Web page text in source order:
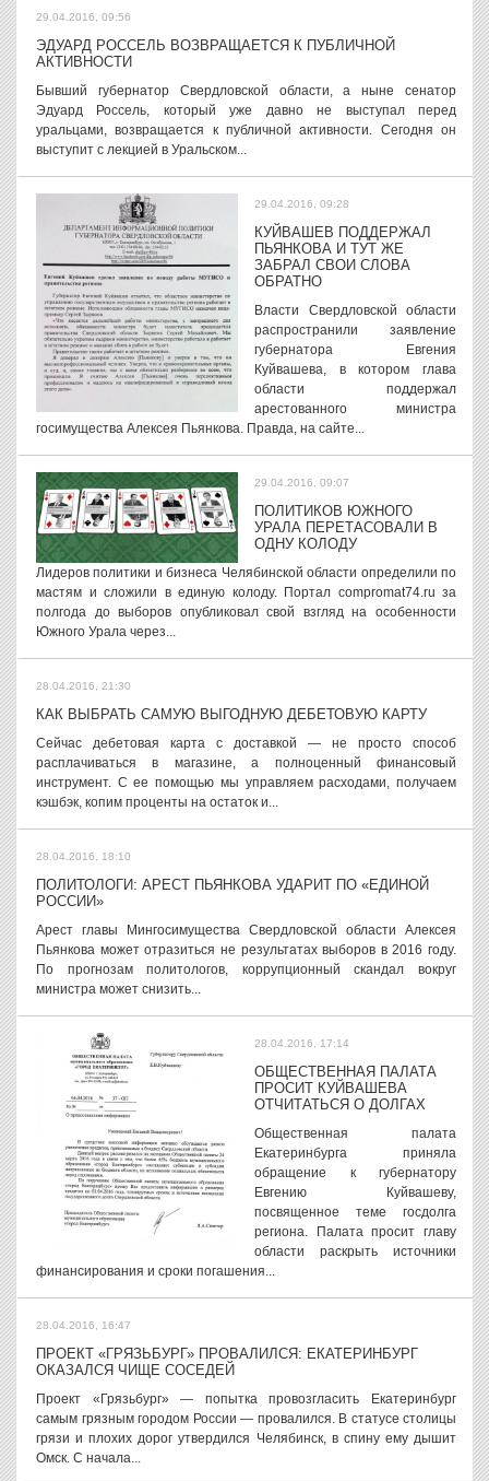
29.04.2016, 09:56
ЭДУАРД РОССЕЛЬ ВОЗВРАЩАЕТСЯ К ПУБЛИЧНОЙ
АКТИВНОСТИ
Бывший губернатор Свердловской области, а ныне сенатор
Эдуард Россель, который уже давно не выступал перед
уральцами, возвращается к публичной активности. Сегодня он
выступит с лекцией в Уральском...
29.04.2016, 09:28
КУЙВАШЕВ ПОДДЕРЖАЛ
ПЬЯНКОВА И ТУТ ЖЕ
ЗАБРАЛ СВОИ СЛОВА
ОБРАТНО
Власти Свердловской области
распространили заявление
губернатора Евгения
Куйвашева, в котором глава
области поддержал
арестованного министра
госимущества Алексея Пьянкова. Правда, на сайте...
29.04.2016, 09:07
ПОЛИТИКОВ ЮЖНОГО
УРАЛА ПЕРЕТАСОВАЛИ В
ОДНУ КОЛОДУ
Лидеров политики и бизнеса Челябинской области определили по
мастям и сложили в единую колоду. Портал compromat74.ru за
полгода до выборов опубликовал свой взгляд на особенности
Южного Урала через...
28.04.2016, 21:30
КАК ВЫБРАТЬ САМУЮ ВЫГОДНУЮ ДЕБЕТОВУЮ КАРТУ
Сейчас дебетовая карта с доставкой — не просто способ
расплачиваться в магазине, а полноценный финансовый
инструмент. С ее помощью мы управляем расходами, получаем
кэшбэк, копим проценты на остаток и...
28.04.2016, 18:10
ПОЛИТОЛОГИ: АРЕСТ ПЬЯНКОВА УДАРИТ ПО «ЕДИНОЙ
РОССИИ»
Арест главы Мингосимущества Свердловской области Алексея
Пьянкова может отразиться не результатах выборов в 2016 году.
По прогнозам политологов, коррупционный скандал вокруг
министра может снизить...
28.04.2016, 17:14
ОБЩЕСТВЕННАЯ ПАЛАТА
ПРОСИТ КУЙВАШЕВА
ОТЧИТАТЬСЯ О ДОЛГАХ
Общественная палата
Екатеринбурга приняла
обращение к губернатору
Евгению Куйвашеву,
посвященное теме госдолга
региона. Палата просит главу
области раскрыть источники
финансирования и сроки погашения...
28.04.2016, 16:47
ПРОЕКТ «ГРЯЗЬБУРГ» ПРОВАЛИЛСЯ: ЕКАТЕРИНБУРГ
ОКАЗАЛСЯ ЧИЩЕ СОСЕДЕЙ
Проект «Грязьбург» — попытка провозгласить Екатеринбург
самым грязным городом России — провалился. В статусе столицы
грязи и плохих дорог утвердился Челябинск, в спину ему дышит
Омск. С начала...